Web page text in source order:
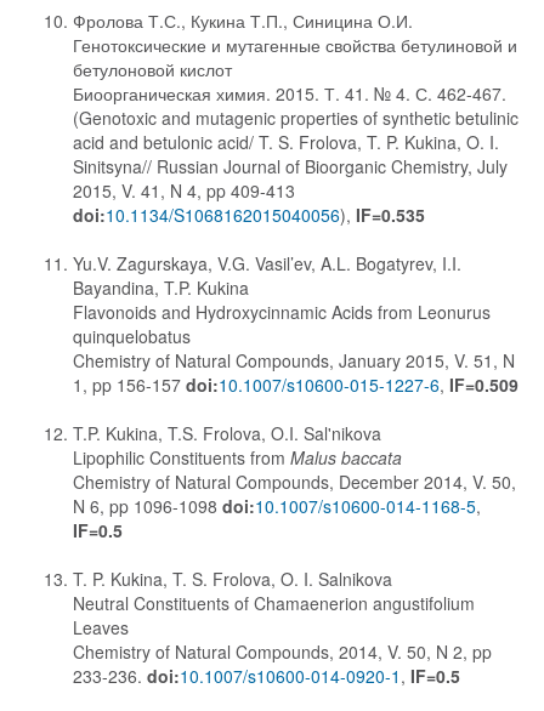
Фролова Т.С., Кукина Т.П., Синицина О.И.
Генотоксические и мутагенные свойства бетулиновой и
бетулоновой кислот
Биоорганическая химия. 2015. Т. 41. № 4. С. 462-467.
(Genotoxic and mutagenic properties of synthetic betulinic
acid and betulonic acid/ T. S. Frolova, T. P. Kukina, O. I.
Sinitsyna// Russian Journal of Bioorganic Chemistry, July
2015, V. 41, N 4, pp 409-413
doi:10.1134/S1068162015040056), IF=0.535
Yu.V. Zagurskaya, V.G. Vasil’ev, A.L. Bogatyrev, I.I.
Bayandina, T.P. Kukina
Flavonoids and Hydroxycinnamic Acids from Leonurus
quinquelobatus
Chemistry of Natural Compounds, January 2015, V. 51, N
1, pp 156-157 doi:10.1007/s10600-015-1227-6, IF=0.509
T.P. Kukina, T.S. Frolova, O.I. Sal'nikova
Lipophilic Constituents from Malus baccata
Chemistry of Natural Compounds, December 2014, V. 50,
N 6, pp 1096-1098 doi:10.1007/s10600-014-1168-5,
IF=0.5
T. P. Kukina, T. S. Frolova, O. I. Salnikova
Neutral Constituents of Chamaenerion angustifolium
Leaves
Chemistry of Natural Compounds, 2014, V. 50, N 2, pp
233-236. doi:10.1007/s10600-014-0920-1 , IF=0.5